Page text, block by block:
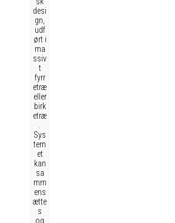
desi
gn,
udf
ørt i
ma
ssiv
t
fyrr
etræ
eller
birk
etræ
.
Sys
tem
et
kan
sa
mm
ens
ætte
s
og